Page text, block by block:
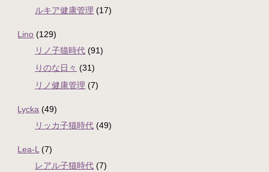
ルキア健康管理 (17)
Lino (129)
リノ子猫時代 (91)
りのな日々 (31)
リノ健康管理 (7)
Lycka (49)
リッカ子猫時代 (49)
Lea-L(7)
レアル子猫時代 (7)